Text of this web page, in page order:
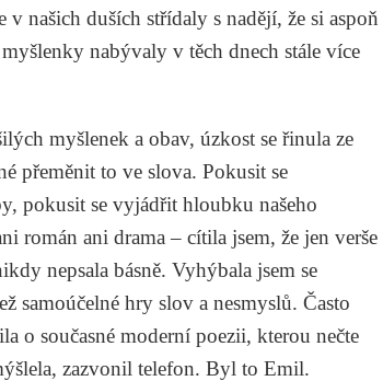
našich duších střídaly s nadějí, že si aspoň
nabývaly v těch dnech stále více
myšlenek a obav, úzkost se řinula ze
přeměnit to ve slova. Pokusit se
pokusit se vyjádřit hloubku našeho
román ani drama – cítila jsem, že jen verše
nepsala básně. Vyhýbala jsem se
samoúčelné hry slov a nesmyslů. Často
o současné moderní poezii, kterou nečte
zazvonil telefon. Byl to Emil.